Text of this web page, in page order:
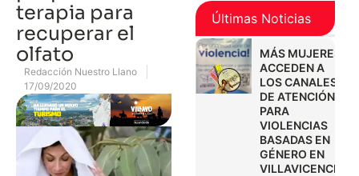
terapia para
recuperar el
olfato
Redacción Nuestro Llano
17/09/2020
Últimas Noticias
MÁS MUJERES
ACCEDEN A
LOS CANALES
DE ATENCIÓN
PARA
VIOLENCIAS
BASADAS EN
GÉNERO EN
VILLAVICENCIO